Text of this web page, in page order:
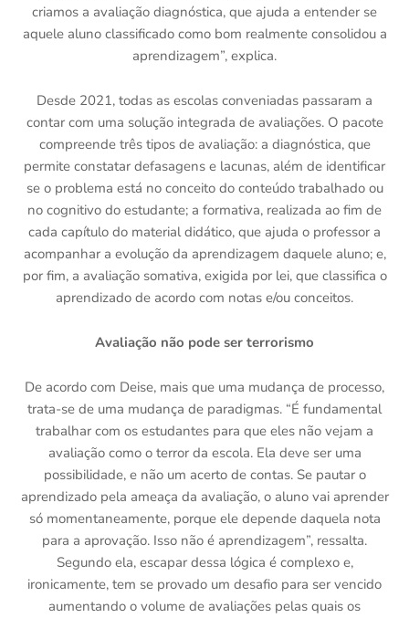
criamos a avaliação diagnóstica, que ajuda a entender se
aquele aluno classificado como bom realmente consolidou a
aprendizagem”, explica.
Desde 2021, todas as escolas conveniadas passaram a
contar com uma solução integrada de avaliações. O pacote
compreende três tipos de avaliação: a diagnóstica, que
permite constatar defasagens e lacunas, além de identificar
se o problema está no conceito do conteúdo trabalhado ou
no cognitivo do estudante; a formativa, realizada ao fim de
cada capítulo do material didático, que ajuda o professor a
acompanhar a evolução da aprendizagem daquele aluno; e,
por fim, a avaliação somativa, exigida por lei, que classifica o
aprendizado de acordo com notas e/ou conceitos.
Avaliação não pode ser terrorismo
De acordo com Deise, mais que uma mudança de processo,
trata-se de uma mudança de paradigmas. “É fundamental
trabalhar com os estudantes para que eles não vejam a
avaliação como o terror da escola. Ela deve ser uma
possibilidade, e não um acerto de contas. Se pautar o
aprendizado pela ameaça da avaliação, o aluno vai aprender
só momentaneamente, porque ele depende daquela nota
para a aprovação. Isso não é aprendizagem”, ressalta.
Segundo ela, escapar dessa lógica é complexo e,
ironicamente, tem se provado um desafio para ser vencido
aumentando o volume de avaliações pelas quais os